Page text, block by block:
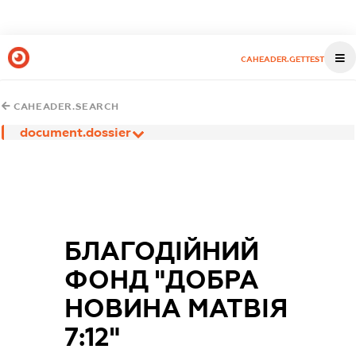
CAHEADER.GETTEST
CAHEADER.SEARCH
document.dossier
БЛАГОДІЙНИЙ
ФОНД "ДОБРА
НОВИНА МАТВІЯ
7:12"